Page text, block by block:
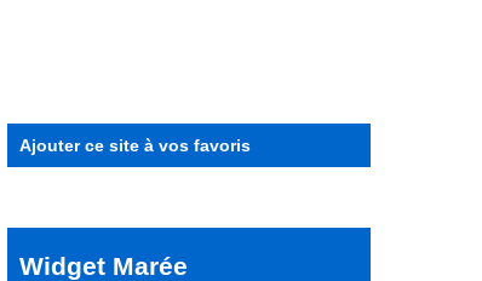
Ajouter ce site à vos favoris
Widget Marée